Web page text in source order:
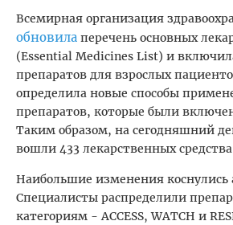
Всемирная организация
обновила перечень основных
(Essential Medicines List) и
препаратов для взрослых
определила новые способы
препаратов, которые были
Таким образом, на сегодняшний
вошли 433 лекарственных
Наибольшие изменения коснулись
Специалисты распределили
категориям - ACCESS, WATCH и